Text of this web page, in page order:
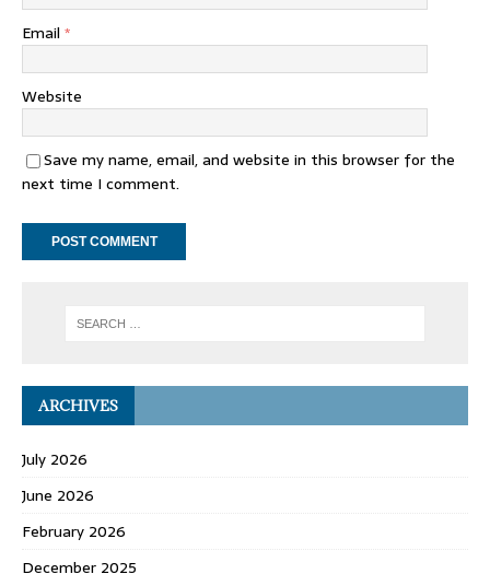
Email *
Website
Save my name, email, and website in this browser for the
next time I comment.
ARCHIVES
July 2026
June 2026
February 2026
December 2025